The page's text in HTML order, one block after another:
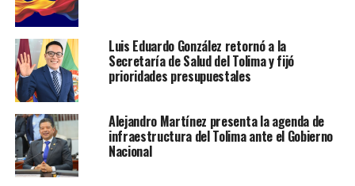
Luis Eduardo González retornó a la
Secretaría de Salud del Tolima y fijó
prioridades presupuestales
Alejandro Martínez presenta la agenda de
infraestructura del Tolima ante el Gobierno
Nacional